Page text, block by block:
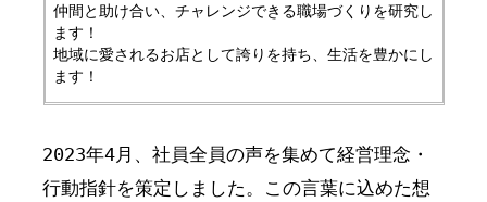
仲間と助け合い、チャレンジできる職場づくりを研究し
ます！
地域に愛されるお店として誇りを持ち、生活を豊かにし
ます！
2023年4月、社員全員の声を集めて経営理念・
行動指針を策定しました。この言葉に込めた想